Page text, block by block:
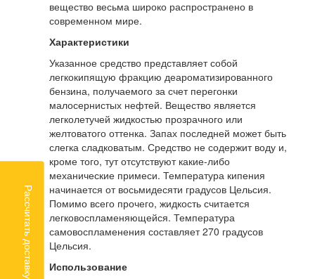
вещество весьма широко распространено в
современном мире.
Характеристики
Указанное средство представляет собой
легкокипящую фракцию деароматизированного
бензина, получаемого за счет перегонки
малосернистых нефтей. Вещество является
легколетучей жидкостью прозрачного или
желтоватого оттенка. Запах последней может быть
слегка сладковатым. Средство не содержит воду и,
кроме того, тут отсутствуют какие-либо
механические примеси. Температура кипения
начинается от восьмидесяти градусов Цельсия.
Помимо всего прочего, жидкость считается
легковоспламеняющейся. Температура
самовоспламенения составляет 270 градусов
Цельсия.
Использование
Рассчитать доставку